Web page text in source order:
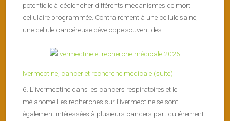
potentielle à déclencher différents mécanismes de mort
cellulaire programmée. Contrairement à une cellule saine,
une cellule cancéreuse développe souvent des...
Ivermectine, cancer et recherche médicale (suite)
6. L’ivermectine dans les cancers respiratoires et le
mélanome Les recherches sur l’ivermectine se sont
également intéressées à plusieurs cancers particulièrement